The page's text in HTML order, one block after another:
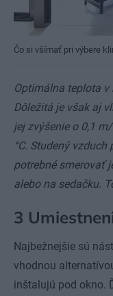
Čo si všímať pri výbere
Optimálna teplota v
Dôležitá je však aj
jej zvýšenie o 0,1
°C. Studený
potrebné smerovať
alebo na sedačku.
3
Najbežnejšie sú
vhodnou
inštalujú pod okno.